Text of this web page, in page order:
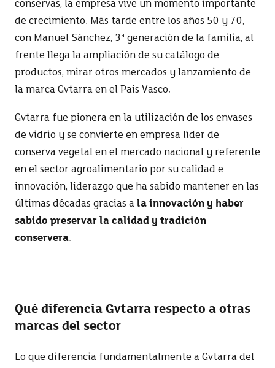
conservas, la empresa vive un momento importante
de crecimiento. Más tarde entre los años 50 y 70,
con Manuel Sánchez, 3ª generación de la familia, al
frente llega la ampliación de su catálogo de
productos, mirar otros mercados y lanzamiento de
la marca Gvtarra en el País Vasco.
Gvtarra fue pionera en la utilización de los envases
de vidrio y se convierte en empresa líder de
conserva vegetal en el mercado nacional y referente
en el sector agroalimentario por su calidad e
innovación, liderazgo que ha sabido mantener en las
últimas décadas gracias a la innovación y haber
sabido preservar la calidad y tradición
conservera.
Qué diferencia Gvtarra respecto a otras
marcas del sector
Lo que diferencia fundamentalmente a Gvtarra del